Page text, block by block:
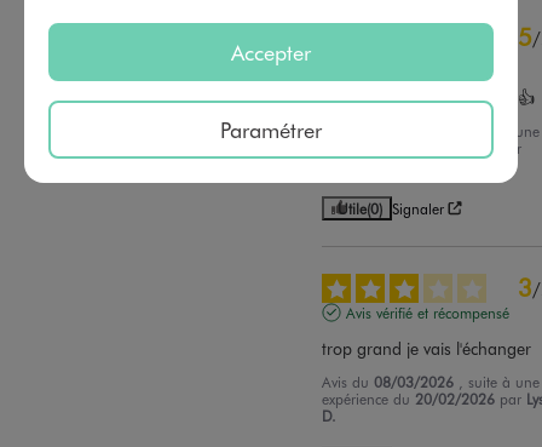
5/
Tout me convient très bien 👍
, suite à une
19/03/2026
par
Carole E.
Utile(0) Signaler
3/
Avis vérifié et récompensé
trop grand je vais l'échanger
Avis du08/03/2026 , suite à une
expérience du 20/02/2026 par
D.
Accepter
Paramétrer